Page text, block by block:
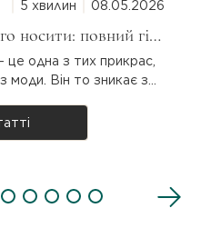
5 хвилин 08.05.2026
носити: повний гід
моди. Він то зникає з
він узявся і як
чокер?